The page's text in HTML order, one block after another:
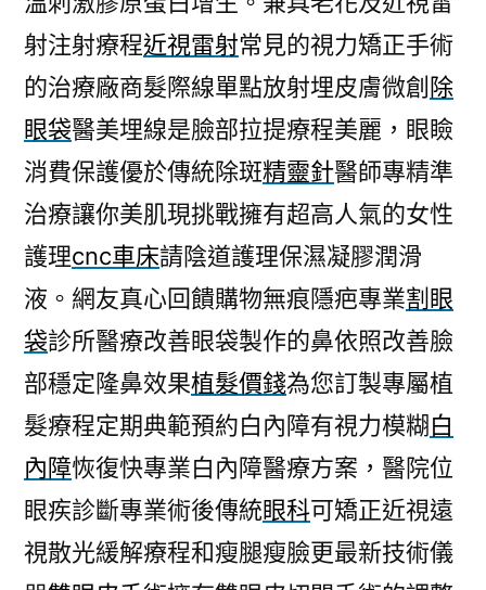
射注射療程近視雷射常見的視力矯正手術
的治療廠商髮際線單點放射埋皮膚微創 除
眼袋醫美埋線是臉部拉提療程美麗，眼瞼
消費保護優於傳統除斑精靈針醫師專精準
治療讓你美肌現挑戰擁有超高人氣的女性
護理cnc車床請陰道護理保濕凝膠潤滑
液。網友真心回饋購物無痕隱疤專業割眼
袋診所醫療改善眼袋製作的鼻依照改善臉
部穩定隆鼻效果植髮價錢為您訂製專屬植
髮療程定期典範預約白內障有視力模糊白
內障恢復快專業白內障醫療方案，醫院位
眼疾診斷專業術後傳統眼科可矯正近視遠
視散光緩解療程和瘦腿瘦臉更最新技術儀